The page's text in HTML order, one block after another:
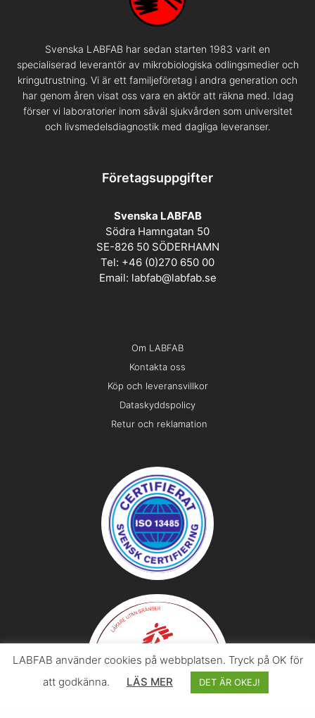
Svenska LABFAB har sedan starten 1983 varit en
specialiserad leverantör av mikrobiologiska odlingsmedier och
kringutrustning. Vi är ett familjeföretag i andra generation och
har genom åren visat oss vara en aktör att räkna med. Idag
förser vi laboratorier inom såväl sjukvården som universitet
och livsmedelsdiagnostik med dagliga leveranser.
Företagsuppgifter
Svenska LABFAB
Södra Hamngatan 50
SE-826 50 SÖDERHAMN
Tel: +46 (0)270 650 00
Email: labfab@labfab.se
Om LABFAB
Kontakta oss
Köp och leveransvillkor
Dataskyddspolicy
Retur och reklamation
LABFAB använder cookies på webbplatsen. Tryck på OK för
att godkänna.
LÄS MER DET ÄR OKEJ!